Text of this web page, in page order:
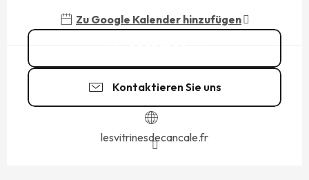
Zu Google Kalender hinzufügen
Kontaktieren Sie uns
lesvitrinesdecancale.fr